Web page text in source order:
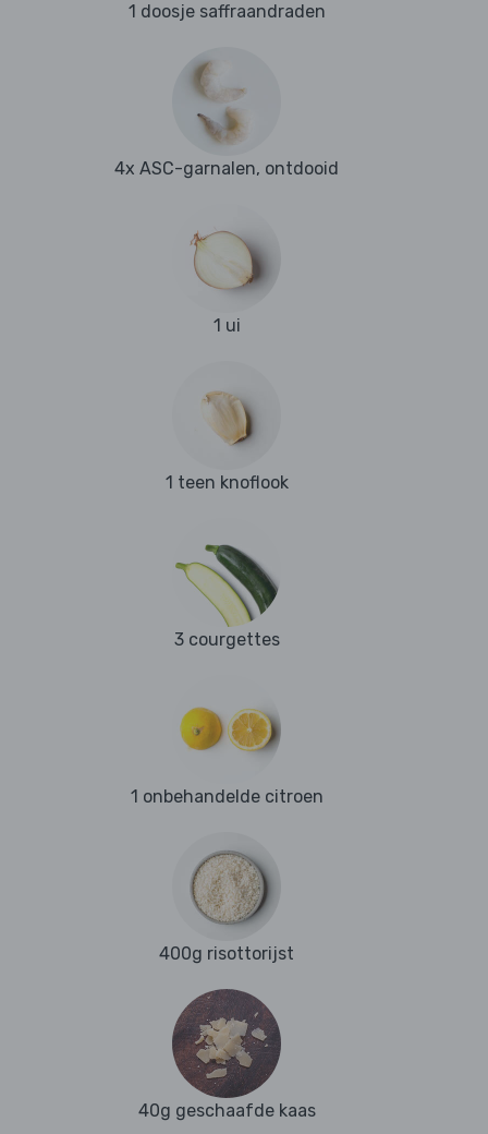
1 doosje saffraandraden
4x ASC-garnalen, ontdooid
1 ui
1 teen knoflook
3 courgettes
1 onbehandelde citroen
400g risottorijst
40g geschaafde kaas